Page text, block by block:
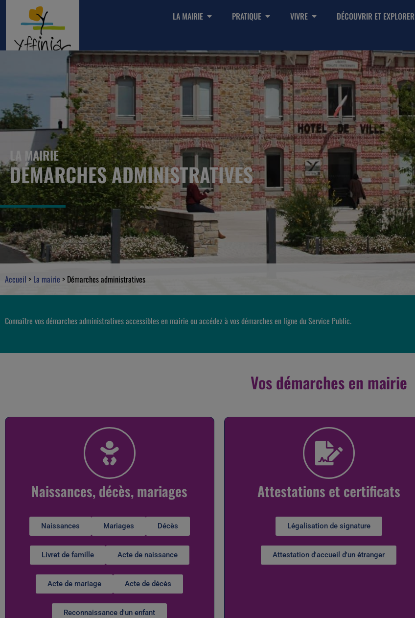
LA MAIRIE PRATIQUE VIVRE DÉCOUVRIR ET EXPLORER
LA MAIRIE
DÉMARCHES ADMINISTRATIVES
Accueil > La mairie > Démarches administratives
Connaître vos démarches administratives accessibles en mairie ou accédez à vos démarches en ligne du Service Public.
Vos démarches en mairie
Naissances, décès, mariages
Naissances Mariages Décès
Livret de famille Acte de naissance
Acte de mariage Acte de décès
Reconnaissance d'un enfant
Attestations et certificats
Légalisation de signature
Attestation d'accueil d'un étranger